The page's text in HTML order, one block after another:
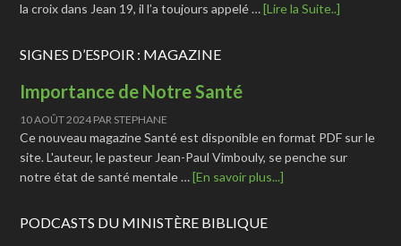
la croix dans Jean 19, il l’a toujours appelé …[Lire la Suite..]
SIGNES D’ESPOIR : MAGAZINE
Importance de Notre Santé
10 AOÛT 2024PAR STEPHANE
Ce nouveau magazine Santé est disponible en format PDF sur le
site. L'auteur, le pasteur Jean-Paul Vimbouly, se penche sur
notre état de santé mentale …[En savoir plus...]
PODCASTS DU MINISTÈRE BIBLIQUE